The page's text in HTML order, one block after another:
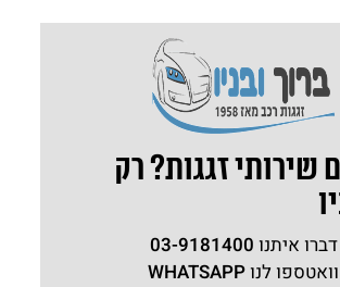
זגגות? רק
דברו איתנו 03-9181400
וואטספו לנוWHATSAPP